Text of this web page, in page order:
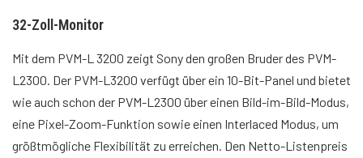
32-Zoll-Monitor
Mit dem PVM-L 3200 zeigt Sony den großen Bruder des PVM-
L2300. Der PVM-L3200 verfügt über ein 10-Bit-Panel und bietet
wie auch schon der PVM-L2300 über einen Bild-im-Bild-Modus,
eine Pixel-Zoom-Funktion sowie einen Interlaced Modus, um
größtmögliche Flexibilität zu erreichen. Den Netto-Listenpreis